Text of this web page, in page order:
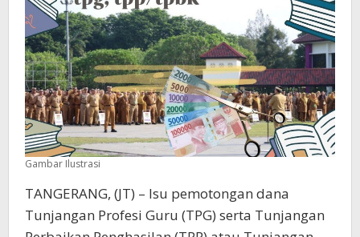
Kesehatan
Gambar Ilustrasi
TANGERANG, (JT) – Isu pemotongan dana
Tunjangan Profesi Guru (TPG) serta Tunjangan